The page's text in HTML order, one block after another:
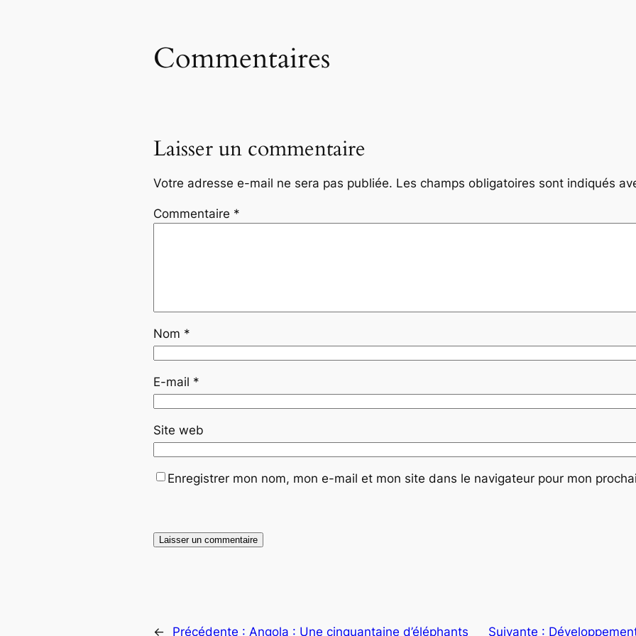
Commentaires
Laisser un commentaire
Votre adresse e-mail ne sera pas publiée. Les champs obligatoires sont indiqués
Commentaire *
Nom *
E-mail *
Site web
Enregistrer mon nom, mon e-mail et mon site dans le navigateur pour mon
← Précédente : Angola : Une cinquantaine d’éléphants Suivante :